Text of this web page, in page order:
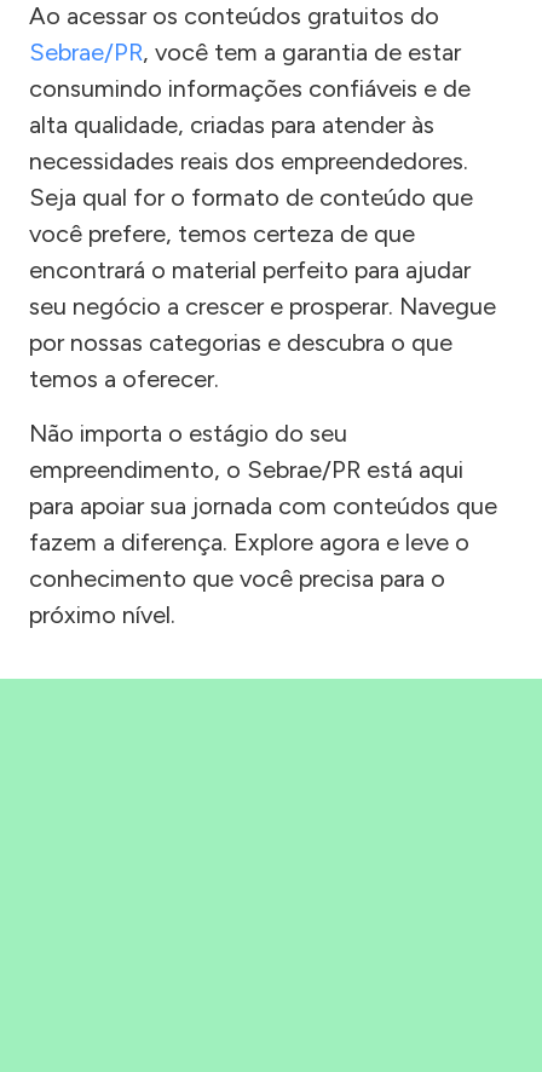
Ao acessar os conteúdos gratuitos do
Sebrae/PR, você tem a garantia de estar
consumindo informações confiáveis e de
alta qualidade, criadas para atender às
necessidades reais dos empreendedores.
Seja qual for o formato de conteúdo que
você prefere, temos certeza de que
encontrará o material perfeito para ajudar
seu negócio a crescer e prosperar. Navegue
por nossas categorias e descubra o que
temos a oferecer.
Não importa o estágio do seu
empreendimento, o Sebrae/PR está aqui
para apoiar sua jornada com conteúdos que
fazem a diferença. Explore agora e leve o
conhecimento que você precisa para o
próximo nível.